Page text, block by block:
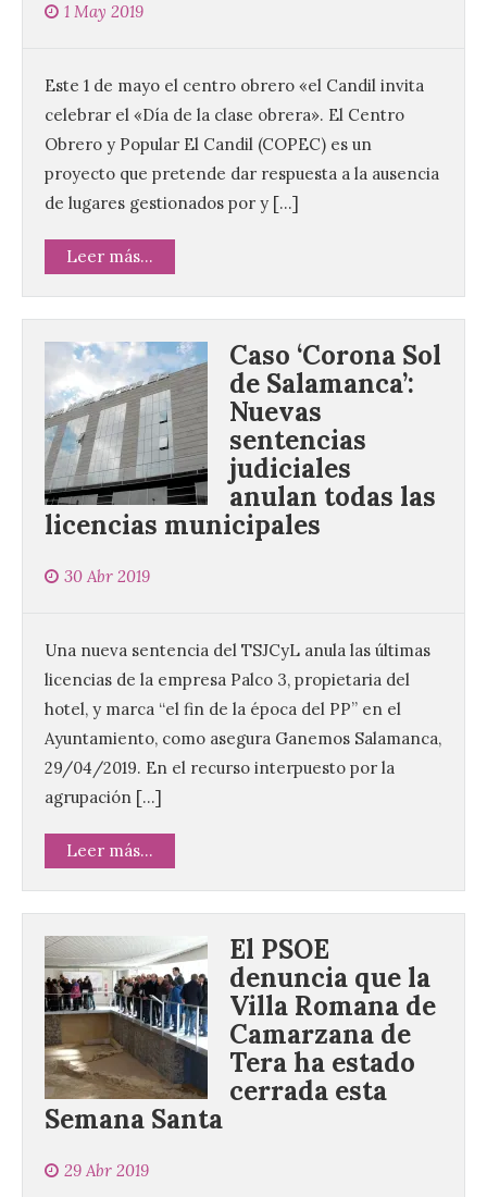
1 May 2019
Este 1 de mayo el centro obrero «el Candil invita
celebrar el «Día de la clase obrera». El Centro
Obrero y Popular El Candil (COPEC) es un
proyecto que pretende dar respuesta a la ausencia
de lugares gestionados por y […]
Leer más...
Caso ‘Corona Sol
de Salamanca’:
Nuevas
sentencias
judiciales
anulan todas las
licencias municipales
30 Abr 2019
Una nueva sentencia del TSJCyL anula las últimas
licencias de la empresa Palco 3, propietaria del
hotel, y marca “el fin de la época del PP” en el
Ayuntamiento, como asegura Ganemos Salamanca,
29/04/2019. En el recurso interpuesto por la
agrupación […]
Leer más...
El PSOE
denuncia que la
Villa Romana de
Camarzana de
Tera ha estado
cerrada esta
Semana Santa
29 Abr 2019